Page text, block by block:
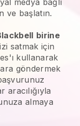
ve başlatın.
birine
satmak için
kullanarak
göndermek
almaya